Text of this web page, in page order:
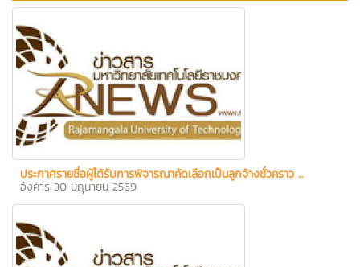
ประกาศรายชื่อผู้ได้รับการพิจารณาคัดเลือกเป็นลูกจ้างชั่วคราว ...
อังคาร 30 มิถุนายน 2569